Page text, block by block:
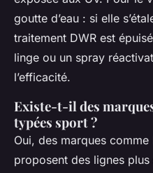
goutte d’eau : si elle
traitement DWR est
linge ou un spray
l’efficacité.
Existe-t-il des
typées sport ?
Oui, des marques
proposent des lignes